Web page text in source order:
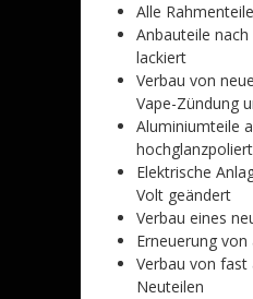
Alle
Anbauteile
lackiert
Verbau von
Vape-Zündung
Aluminiumteile
hochglanzpoliert
Elektrische
Volt geändert
Verbau eines
Erneuerung von
Verbau von fast
Neuteilen